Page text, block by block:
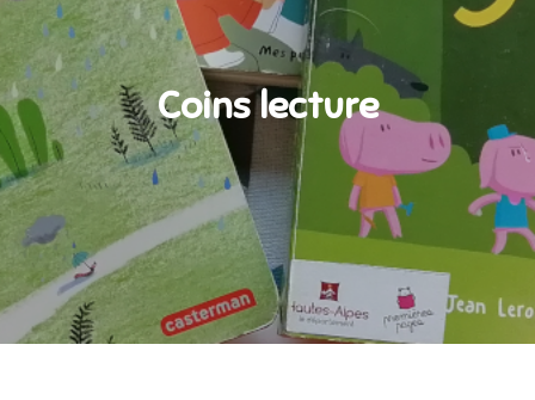
Coins lecture